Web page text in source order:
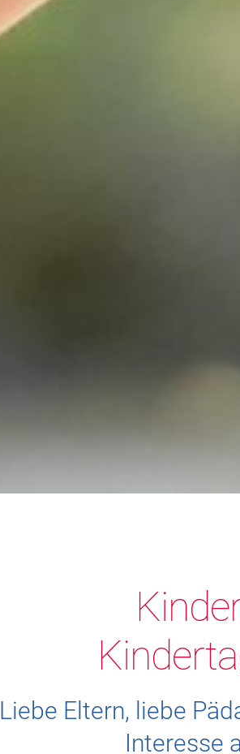
Liebe Eltern, liebe
Interesse